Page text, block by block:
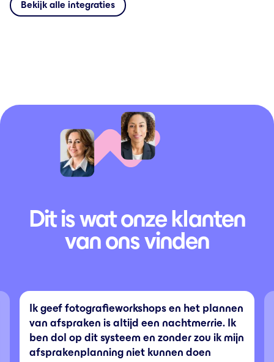
Bekijk alle integraties
Dit is wat onze klanten
van ons vinden
Ik geef fotografieworkshops en het plannen
van afspraken is altijd een nachtmerrie. Ik
ben dol op dit systeem en zonder zou ik mijn
afsprakenplanning niet kunnen doen